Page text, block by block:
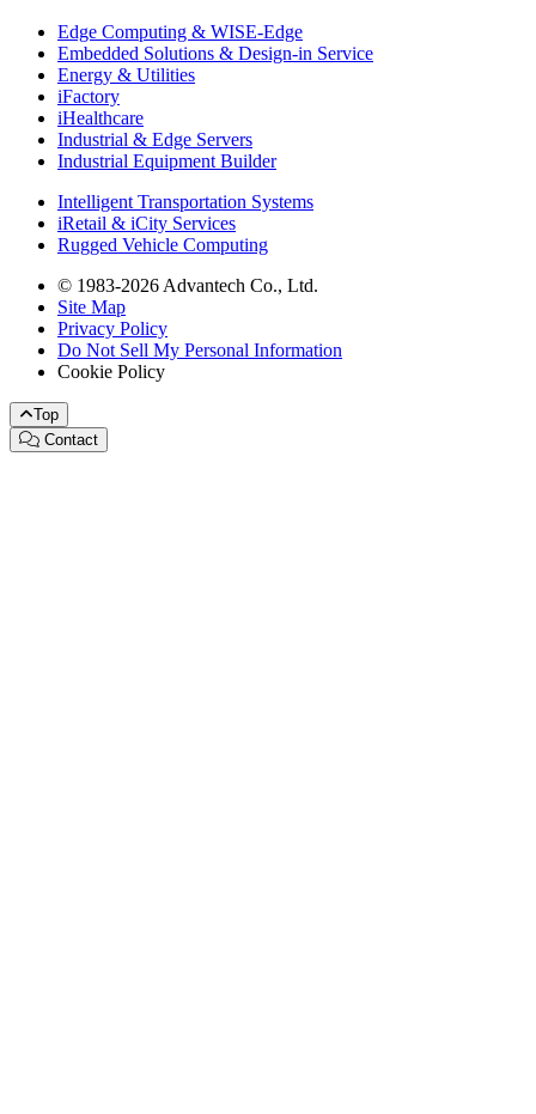
Edge Computing & WISE-Edge
Embedded Solutions & Design-in Service
Energy & Utilities
iFactory
iHealthcare
Industrial & Edge Servers
Industrial Equipment Builder
Intelligent Transportation Systems
iRetail & iCity Services
Rugged Vehicle Computing
© 1983-2026 Advantech Co., Ltd.
Site Map
Privacy Policy
Do Not Sell My Personal Information
Cookie Policy
Top
Contact